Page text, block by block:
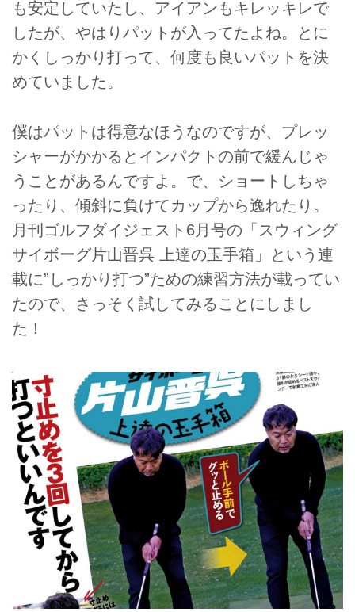
も安定していたし、アイアンもキレッキレで
したが、やはりパットが入ってたよね。とに
かくしっかり打って、何度も良いパットを決
めていました。
僕はパットは得意なほうなのですが、プレッ
シャーがかかるとインパクトの前で緩んじゃ
うことがあるんですよ。で、ショートしちゃ
ったり、傾斜に負けてカップから逸れたり。
月刊ゴルフダイジェスト6月号の「スウィング
サイボーグ片山晋呉 上達の玉手箱」という連
載に”しっかり打つ”ための練習方法が載ってい
たので、さっそく試してみることにしまし
た！